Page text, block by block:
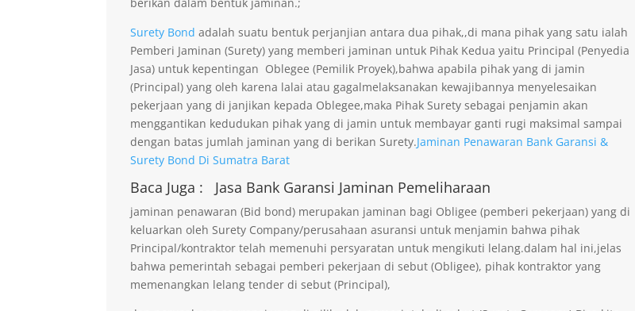
Surety Bond adalah suatu bentuk perjanjian antara dua pihak,,di mana pihak yang satu ialah
Pemberi Jaminan (Surety) yang memberi jaminan untuk Pihak Kedua yaitu Principal (Penyedia
Jasa) untuk kepentingan Oblegee (Pemilik Proyek),bahwa apabila pihak yang di jamin
(Principal) yang oleh karena lalai atau gagalmelaksanakan kewajibannya menyelesaikan
pekerjaan yang di janjikan kepada Oblegee,maka Pihak Surety sebagai penjamin akan
menggantikan kedudukan pihak yang di jamin untuk membayar ganti rugi maksimal sampai
dengan batas jumlah jaminan yang di berikan Surety.Jaminan Penawaran Bank Garansi &
Surety Bond Di Sumatra Barat
Baca Juga : Jasa Bank Garansi Jaminan Pemeliharaan
jaminan penawaran (Bid bond) merupakan jaminan bagi Obligee (pemberi pekerjaan) yang di
keluarkan oleh Surety Company/perusahaan asuransi untuk menjamin bahwa pihak
Principal/kontraktor telah memenuhi persyaratan untuk mengikuti lelang.dalam hal ini,jelas
bahwa pemerintah sebagai pemberi pekerjaan di sebut (Obligee), pihak kontraktor yang
memenangkan lelang tender di sebut (Principal),